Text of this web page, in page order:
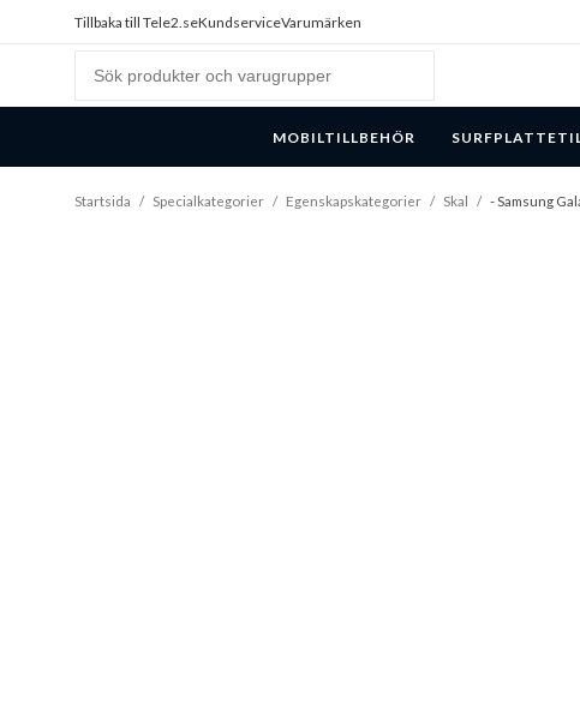
Tillbaka till Tele2.seKundserviceVarumärken
MOBILTILLBEHÖR
Startsida / Specialkategorier / Egenskapskategorier / Skal / - Samsung